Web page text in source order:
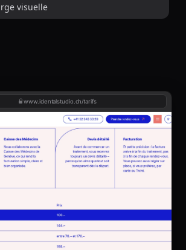
visuelle
www.identalstudio.ch/tarifs